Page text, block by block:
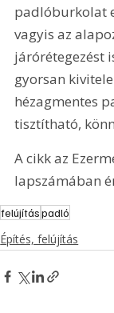
padlóburkolat
vagyis az
járórétegezést
gyorsan
hézagmentes
tisztítható,
A cikk az
lapszámában
felújításpadló
Építés, felújítás